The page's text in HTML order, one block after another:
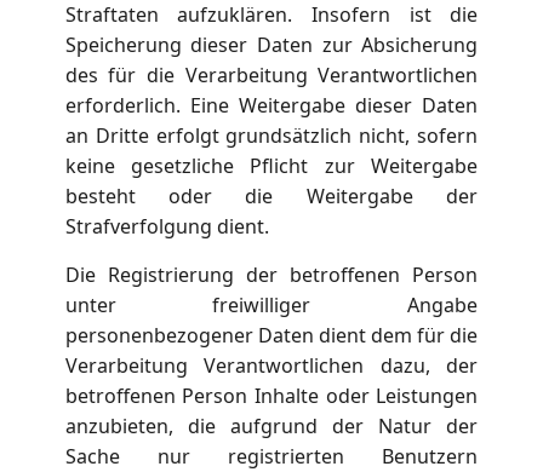
Straftaten aufzuklären. Insofern ist die
Speicherung dieser Daten zur Absicherung
des für die Verarbeitung Verantwortlichen
erforderlich. Eine Weitergabe dieser Daten
an Dritte erfolgt grundsätzlich nicht, sofern
keine gesetzliche Pflicht zur Weitergabe
besteht oder die Weitergabe der
Strafverfolgung dient.
Die Registrierung der betroffenen Person
unter freiwilliger Angabe
personenbezogener Daten dient dem für die
Verarbeitung Verantwortlichen dazu, der
betroffenen Person Inhalte oder Leistungen
anzubieten, die aufgrund der Natur der
Sache nur registrierten Benutzern